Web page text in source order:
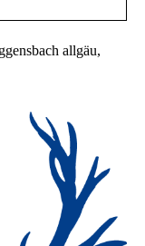
allgäu,